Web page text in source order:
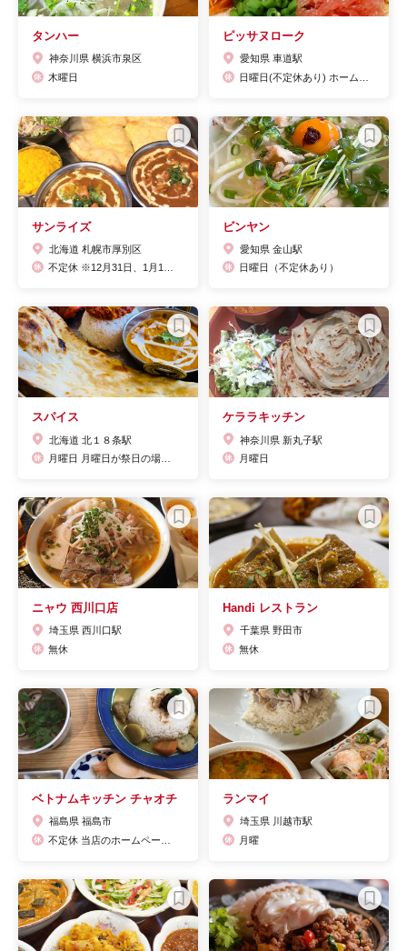
タンハー
神奈川県 横浜市泉区
木曜日
ピッサヌローク
愛知県 車道駅
サンライズ
北海道 札幌市厚別区
ビンヤン
愛知県 金山駅
日曜日（不定休あり）
スパイス
北海道 北１８条駅
ケララキッチン
神奈川県 新丸子駅
月曜日
ニャウ 西川口店
埼玉県 西川口駅
無休
Handi レストラン
千葉県 野田市
無休
ベトナムキッチン チャオチ
福島県 福島市
ランマイ
埼玉県 川越市駅
月曜